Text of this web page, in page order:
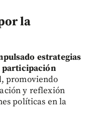
la
estrategias
participación
, promoviendo
y reflexión
políticas en la